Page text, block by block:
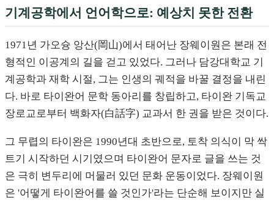
기계공학에서 언어학으로: 예상치 못한 전환
1971년 가오슝 앙산(岡山)에서 태어난 장웨이원은 본래 전
형적인 이공계의 길을 걷고 있었다. 그러나 담강대학교 기
계공학과 재학 시절, 그는 인생의 궤적을 바꿀 결정을 내린
다. 바로 타이완어 문학 동아리를 창립하고, 타이완 기독교
장로교로부터 백화자(白話字) 교과서 한 권을 받은 것이다.
그 무렵의 타이완은 1990년대 초반으로, 토착 의식이 막 싹
트기 시작하던 시기였으며 타이완어 문자로 글을 쓰는 것
은 극히 변두리에 머물러 있던 문화 운동이었다. 장웨이원
은 '어떻게 타이완어를 쓸 것인가'라는 단순해 보이지만 실